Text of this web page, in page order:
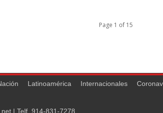
Page 1 of 15
Latinoamérica Internacionales
| Telf. 914-831-7278